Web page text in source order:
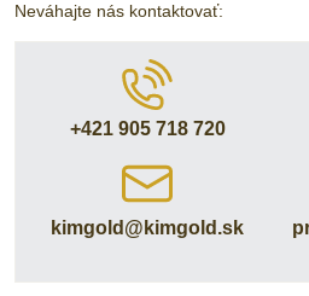
Neváhajte nás kontaktovať:
+421 905 718 720
kimgold​@kimgold​.sk